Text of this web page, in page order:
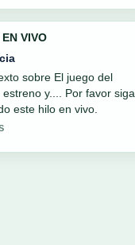
VIVO
de Internacional de
Tolima: historial,
se siente solida y muy facil